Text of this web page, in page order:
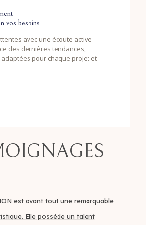
vos besoins
avec une écoute active
des dernières tendances,
pour chaque projet et
est avant tout une remarquable
Elle possède un talent